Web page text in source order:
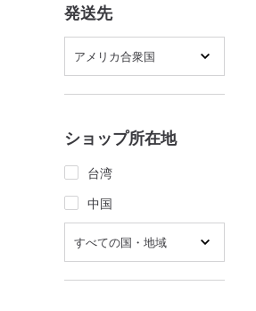
発送先
アメリカ合衆国
ショップ所在地
台湾
中国
すべての国・地域